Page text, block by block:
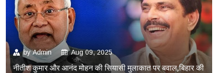
byAdmin Aug 09, 2025
नीतीश कुमार और आनंद मोहन की सियासी मुलाकात पर बवाल,बिहार की